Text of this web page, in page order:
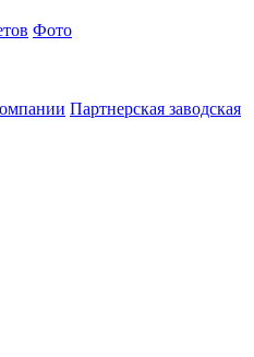
Фото
Партнерская заводская